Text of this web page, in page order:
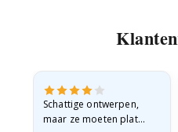
Schattige ontwerpen,
maar ze moeten plat